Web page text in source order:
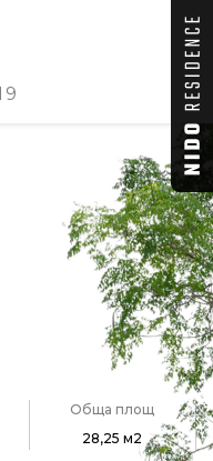
Обща площ
28,25 м2